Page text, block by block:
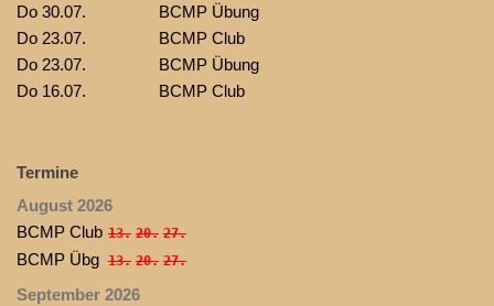
Do 30.07.
BCMP Übung
Do 23.07.
BCMP Club
Do 23.07.
BCMP Übung
Do 16.07.
BCMP Club
Termine
August 2026
BCMP Club 13. 20. 27.
BCMP Übg 13. 20. 27.
September 2026